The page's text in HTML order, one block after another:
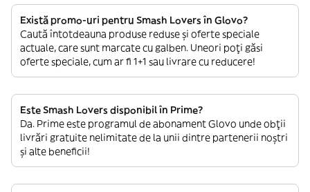
Există promo-uri pentru Smash Lovers în Glovo?
Caută întotdeauna produse reduse și oferte speciale
actuale, care sunt marcate cu galben. Uneori poți găsi
oferte speciale, cum ar fi 1+1 sau livrare cu reducere!
Este Smash Lovers disponibil în Prime?
Da. Prime este programul de abonament Glovo unde obții
livrări gratuite nelimitate de la unii dintre partenerii noștri
și alte beneficii!